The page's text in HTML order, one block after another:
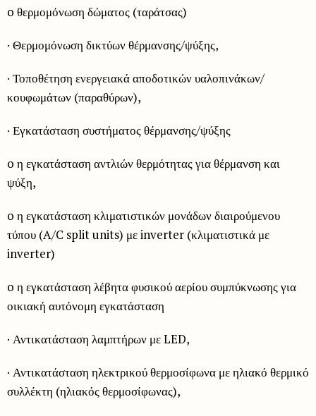
o θερμομόνωση δώματος (ταράτσας)
· Θερμομόνωση δικτύων θέρμανσης/ψύξης,
· Τοποθέτηση ενεργειακά αποδοτικών υαλοπινάκων/
κουφωμάτων (παραθύρων),
· Εγκατάσταση συστήματος θέρμανσης/ψύξης
o η εγκατάσταση αντλιών θερμότητας για θέρμανση και
ψύξη,
o η εγκατάσταση κλιματιστικών μονάδων διαιρούμενου
τύπου (A/C split units) με inverter (κλιματιστικά με
inverter)
o η εγκατάσταση λέβητα φυσικού αερίου συμπύκνωσης για
οικιακή αυτόνομη εγκατάσταση
· Αντικατάσταση λαμπτήρων με LED,
· Αντικατάσταση ηλεκτρικού θερμοσίφωνα με ηλιακό θερμικό
συλλέκτη (ηλιακός θερμοσίφωνας),